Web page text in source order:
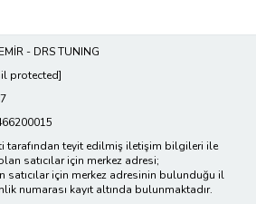
- DRS TUNING
protected]
tarafından teyit edilmiş iletişim bilgileri ile
satıcılar için merkez adresi;
satıcılar için merkez adresinin bulunduğu il
numarası kayıt altında bulunmaktadır.